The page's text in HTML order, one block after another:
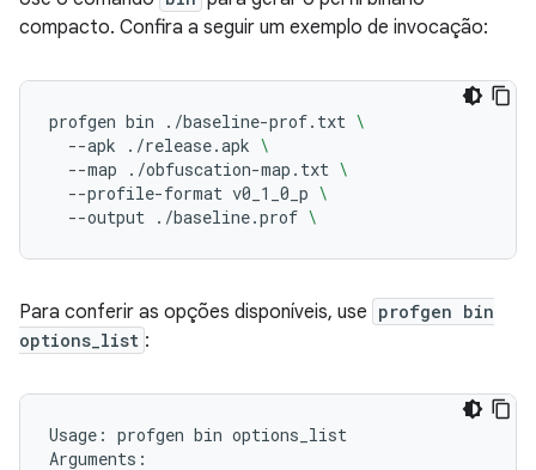
compacto. Confira a seguir um exemplo de invocação:
profgen bin ./baseline-prof.txt \
--apk
./release.apk \
--map
./obfuscation-map.txt \
--profile-format v0_1_0_p \
--output ./baseline.prof \
Para conferir as opções disponíveis, use profgen bin
options_list :
Usage: profgen bin options_list